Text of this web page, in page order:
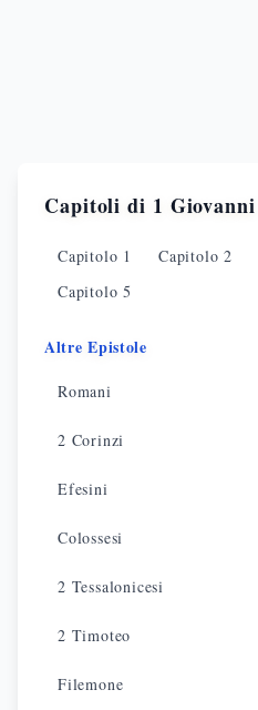
Capitoli di 1 Giovanni
Capitolo 1 Capitolo2
Capitolo5
Altre Epistole
Romani
2 Corinzi
Efesini
Colossesi
2 Tessalonicesi
2 Timoteo
Filemone